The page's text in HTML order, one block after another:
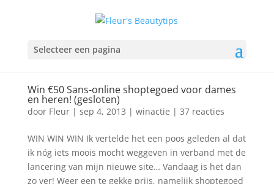
Selecteer een pagina
Win €50 Sans-online shoptegoed voor dames
en heren! (gesloten)
door Fleur| sep 4, 2013 | winactie | 37 reacties
WIN WIN WIN Ik vertelde het een poos geleden al dat
ik nóg iets moois mocht weggeven in verband met de
lancering van mijn nieuwe site… Vandaag is het dan
zo ver! Weer een te gekke prijs, namelijk shoptegoed